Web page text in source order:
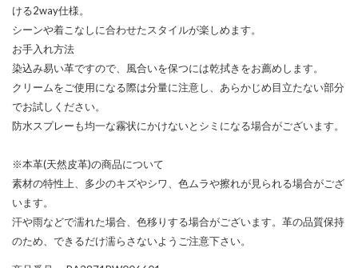
ける2way仕様。
シーンや着こなしに合わせたスタイルが楽しめます。
お手入れ方法
染込み易い革ですので、風合いを保つには乾拭きをお薦めします。
クリームをご使用になる際は分量に注意し、あらかじめ目立たない部分
でお試しください。
防水スプレーも均一な霧状にかけないとシミになる場合がございます。
※本革(天然皮革)の商品について
素材の特性上、多少のキズやシワ、色ムラや擦れが見られる場合がござ
います。
汗や雨などで濡れた場合、色移りする場合がございます。革の品質保持
のため、できるだけ濡らさないようご注意下さい。